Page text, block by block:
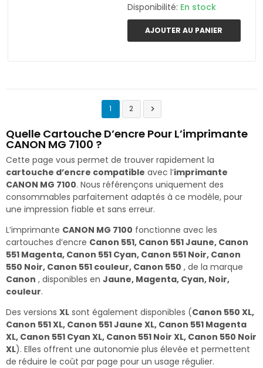
Disponibilité: En stock
AJOUTER AU PANIER
1 2 
Quelle Cartouche D’encre Pour L’imprimante
CANON MG 7100 ?
Cette page vous permet de trouver rapidement la
cartouche d’encre compatible avec l’imprimante
CANON MG 7100. Nous référençons uniquement des
consommables parfaitement adaptés à ce modèle, pour
une impression fiable et sans erreur.
L’imprimante CANON MG 7100 fonctionne avec les
cartouches d’encre Canon 551, Canon 551 Jaune, Canon
551 Magenta, Canon 551 Cyan, Canon 551 Noir, Canon
550 Noir, Canon 551 couleur, Canon 550 , de la marque
Canon , disponibles en Jaune, Magenta, Cyan, Noir,
couleur.
Des versions XL sont également disponibles (Canon 550 XL,
Canon 551 XL, Canon 551 Jaune XL, Canon 551 Magenta
XL, Canon 551 Cyan XL, Canon 551 Noir XL, Canon 550 Noir
XL). Elles offrent une autonomie plus élevée et permettent
de réduire le coût par page pour un usage régulier.